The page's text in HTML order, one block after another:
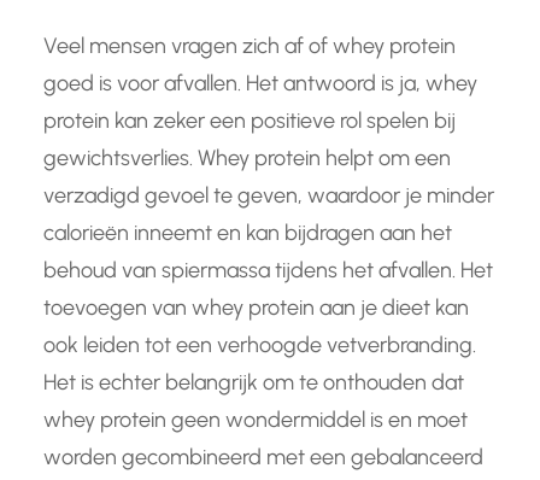
Veel mensen vragen zich af of whey protein
goed is voor afvallen. Het antwoord is ja, whey
protein kan zeker een positieve rol spelen bij
gewichtsverlies. Whey protein helpt om een
verzadigd gevoel te geven, waardoor je minder
calorieën inneemt en kan bijdragen aan het
behoud van spiermassa tijdens het afvallen. Het
toevoegen van whey protein aan je dieet kan
ook leiden tot een verhoogde vetverbranding.
Het is echter belangrijk om te onthouden dat
whey protein geen wondermiddel is en moet
worden gecombineerd met een gebalanceerd